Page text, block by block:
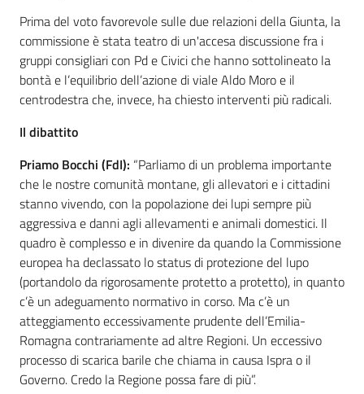
Prima del voto favorevole sulle due relazioni della Giunta, la
commissione è stata teatro di un'accesa discussione fra i
gruppi consigliari con Pd e Civici che hanno sottolineato la
bontà e l’equilibrio dell’azione di viale Aldo Moro e il
centrodestra che, invece, ha chiesto interventi più radicali.
Il dibattito
Priamo Bocchi (FdI): “Parliamo di un problema importante
che le nostre comunità montane, gli allevatori e i cittadini
stanno vivendo, con la popolazione dei lupi sempre più
aggressiva e danni agli allevamenti e animali domestici. Il
quadro è complesso e in divenire da quando la Commissione
europea ha declassato lo status di protezione del lupo
(portandolo da rigorosamente protetto a protetto), in quanto
c’è un adeguamento normativo in corso. Ma c’è un
atteggiamento eccessivamente prudente dell’Emilia-
Romagna contrariamente ad altre Regioni. Un eccessivo
processo di scarica barile che chiama in causa Ispra o il
Governo. Credo la Regione possa fare di più”.